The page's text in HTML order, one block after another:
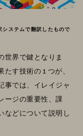
ステムで翻訳したもので
世界で鍵となりま
す技術の 1 つが、
事では、イレイジャ
ージの重要性、課
などについて説明し